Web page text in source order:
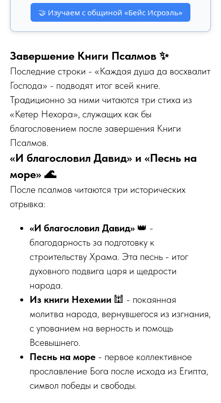
🤝 Изучаем с общиной «Бейс Исроэль»
Завершение Книги Псалмов ✨
Последние строки - «Каждая душа да восхвалит
Господа» - подводят итог всей книге.
Традиционно за ними читаются три стиха из
«Кетер Нехора», служащих как бы
благословением после завершения Книги
Псалмов.
«И благословил Давид» и «Песнь на
море» 🌊
После псалмов читаются три исторических
отрывка:
«И благословил Давид» 👑 -
благодарность за подготовку к
строительству Храма. Эта песнь - итог
духовного подвига царя и щедрости
народа.
Из книги Нехемии 🕍 - покаянная
молитва народа, вернувшегося из изгнания,
с упованием на верность и помощь
Всевышнего.
Песнь на море - первое коллективное
прославление Бога после исхода из Египта,
символ победы и свободы.